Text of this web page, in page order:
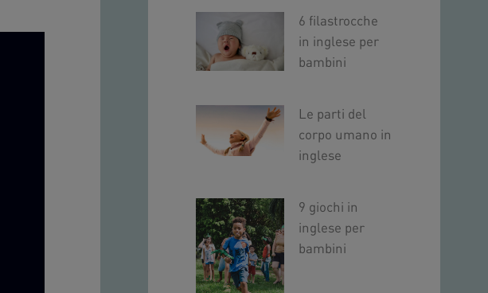
6 filastrocche
in inglese per
bambini
Le parti del
corpo umano in
inglese
9 giochi in
inglese per
bambini